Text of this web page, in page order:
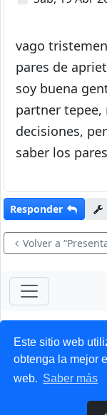
Este sitio web
obtenga la mejor
web. Saber más
vago
pares de
soy buena
partner
decisiones,
saber los
Responder
Volver a